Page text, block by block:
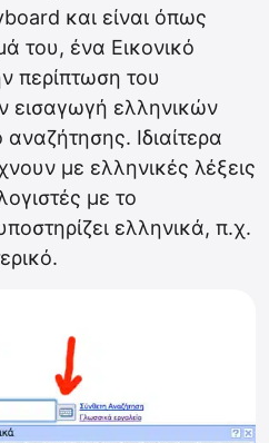
και είναι όπως
του, ένα Εικονικό
περίπτωση του
εισαγωγή ελληνικών
Ιδιαίτερα
με ελληνικές λέξεις
με το
ελληνικά, π.χ.